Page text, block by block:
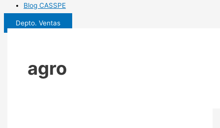
Blog CASSPE
Depto. Ventas
agro